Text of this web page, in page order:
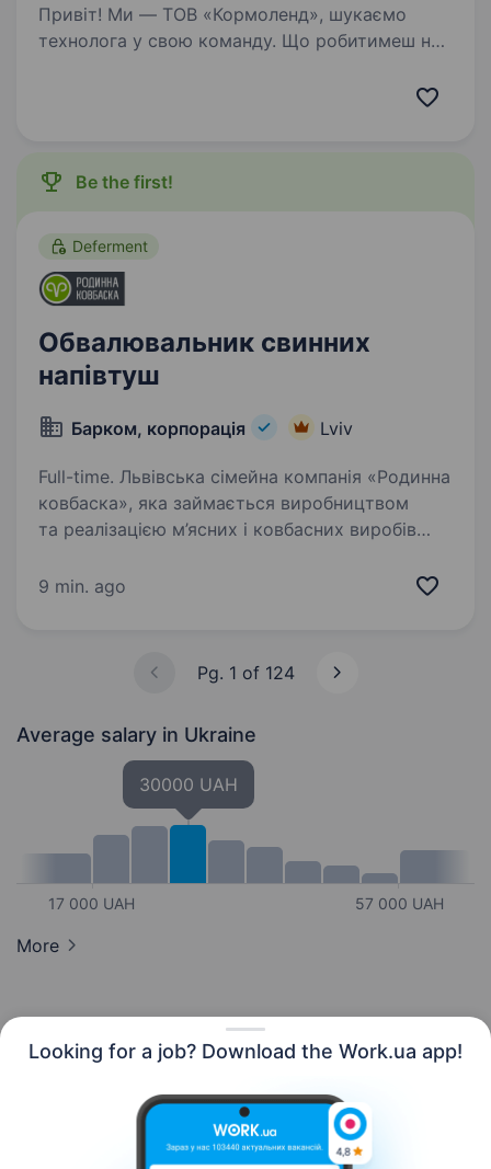
Looking for a job? Download the Work.ua app!
Привіт! Ми — ТОВ «Кормоленд», шукаємо
технолога у свою команду. Що робитимеш на
Be the first!
Deferment
Обвалювальник свинних
напівтуш
Барком, корпорація Lviv
Full-time. Львівська сімейна компанія «Родинна
ковбаска», яка займається виробництвом
та реалізацією м’ясних і ковбасних виробів
свинних напівтуш (робота на конвеєрі). Місце
9 min. ago
Pg. 1 of 124
Average salary in Ukraine
17 000 UAH
30000 UAH
57 000 UAH
More